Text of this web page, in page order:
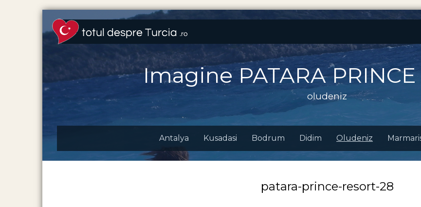
Imagine PATARA PRINCE
oludeniz
Antalya Kusadasi Bodrum Didim Oludeniz
patara-prince-resort-28